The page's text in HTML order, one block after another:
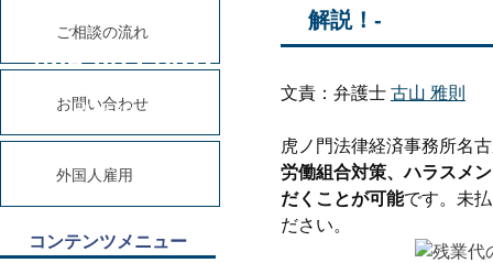
解説！-
文責：弁護士 古山 雅則
虎ノ門法律経済事務所名
労働組合対策、ハラスメ
だくことが可能です。未
ださい。
052-684-8311
日休み)
ご相談の流れ
お問い合わせ
外国人雇用
コンテンツメニュー